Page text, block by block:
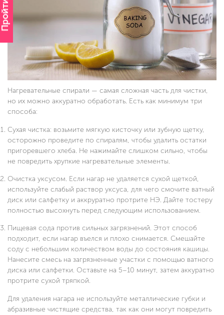
Нагревательные спирали — самая сложная часть для чистки,
но их можно аккуратно обработать. Есть как минимум три
способа:
Сухая чистка: возьмите мягкую кисточку или зубную щетку,
осторожно проведите по спиралям, чтобы удалить остатки
пригоревшего хлеба. Не нажимайте слишком сильно, чтобы
не повредить хрупкие нагревательные элементы.
Очистка уксусом. Если нагар не удаляется сухой щеткой,
используйте слабый раствор уксуса, для чего смочите ватный
диск или салфетку и аккруратно протрите НЭ. Дайте тостеру
полностью высохнуть перед следующим использованием.
Пищевая сода против сильных загрязнений. Этот способ
подходит, если нагар въелся и плохо снимается. Смешайте
соду с небольшим количеством воды до состояния кашицы.
Нанесите смесь на загрязненные участки с помощью ватного
диска или салфетки. Оставьте на 5–10 минут, затем аккуратно
протрите сухой тряпкой.
Для удаления нагара не используйте металлические губки и
абразивные чистящие средства, так как они могут повредить